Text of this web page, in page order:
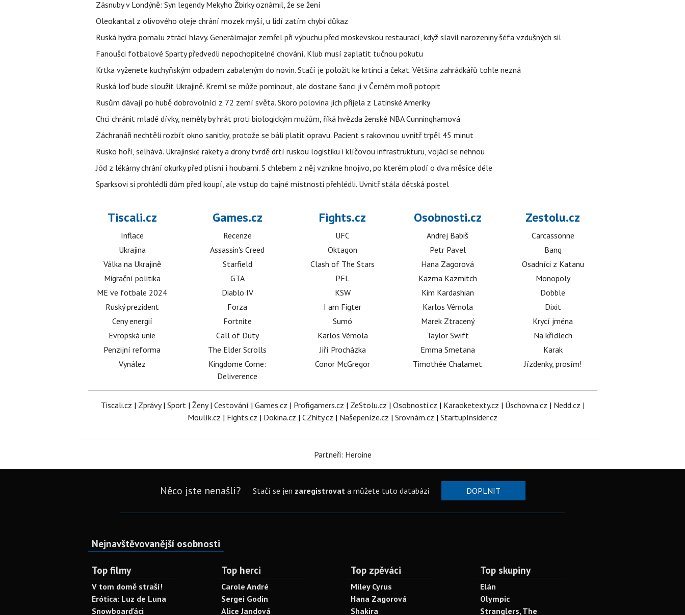
Zásnuby v Londýně: Syn legendy Mekyho Žbirky oznámil, že se žení
Oleokantal z olivového oleje chrání mozek myší, u lidí zatím chybí důkaz
Ruská hydra pomalu ztrácí hlavy. Generálmajor zemřel při výbuchu před moskevskou restaurací, když slavil narozeniny šéfa vzdušných sil
Fanoušci fotbalové Sparty předvedli nepochopitelné chování. Klub musí zaplatit tučnou pokutu
Krtka vyženete kuchyňským odpadem zabaleným do novin. Stačí je položit ke krtinci a čekat. Většina zahrádkářů tohle nezná
Ruská loď bude sloužit Ukrajině. Kreml se může pominout, ale dostane šanci ji v Černém moři potopit
Rusům dávají po hubě dobrovolníci z 72 zemí světa. Skoro polovina jich přijela z Latinské Ameriky
Chci chránit mladé dívky, neměly by hrát proti biologickým mužům, říká hvězda ženské NBA Cunninghamová
Záchranáři nechtěli rozbít okno sanitky, protože se báli platit opravu. Pacient s rakovinou uvnitř trpěl 45 minut
Rusko hoří, selhává. Ukrajinské rakety a drony tvrdě drtí ruskou logistiku i klíčovou infrastrukturu, vojáci se nehnou
Jód z lékárny chrání okurky před plísní i houbami. S chlebem z něj vznikne hnojivo, po kterém plodí o dva měsíce déle
Sparksovi si prohlédli dům před koupí, ale vstup do tajné místnosti přehlédli. Uvnitř stála dětská postel
Tiscali.cz
Inflace
Ukrajina
Válka na Ukrajině
Migrační politika
ME ve fotbale 2024
Ruský prezident
Ceny energií
Evropská unie
Penzijní reforma
Vynález
Games.cz
Recenze
Assassin's Creed
Starfield
GTA
Diablo IV
Forza
Fortnite
Call of Duty
The Elder Scrolls
Kingdome Come:
Deliverence
Fights.cz
UFC
Oktagon
Clash of The Stars
PFL
KSW
I am Figter
Sumó
Karlos Vémola
Jiří Procházka
Conor McGregor
Osobnosti.cz
Andrej Babiš
Petr Pavel
Hana Zagorová
Kazma Kazmitch
Kim Kardashian
Karlos Vémola
Marek Ztracený
Taylor Swift
Emma Smetana
Timothée Chalamet
Zestolu.cz
Carcassonne
Bang
Osadníci z Katanu
Monopoly
Dobble
Dixit
Krycí jména
Na křídlech
Karak
Jízdenky, prosím!
Tiscali.cz | Zprávy| Sport| Ženy| Cestování | Games.cz | Profigamers.cz | ZeStolu.cz | Osobnosti.cz | Karaoketexty.cz | Úschovna.cz | Nedd.cz |
Moulík.cz | Fights.cz | Dokina.cz | CZhity.cz | Našepeníze.cz | Srovnám.cz | StartupInsider.cz
Partneři: Heroine
Něco jste nenašli? Stačí se jen zaregistrovata můžete tuto databázi DOPLNIT
Nejnavštěvovanější osobnosti
Top filmy
V tom domě straší!
Erótica: Luz de Luna
Snowboarďáci
Top herci
Carole André
Sergei Godin
Alice Jandová
Top zpěváci
Miley Cyrus
Hana Zagorová
Shakira
Top skupiny
Elán
Olympic
Stranglers, The